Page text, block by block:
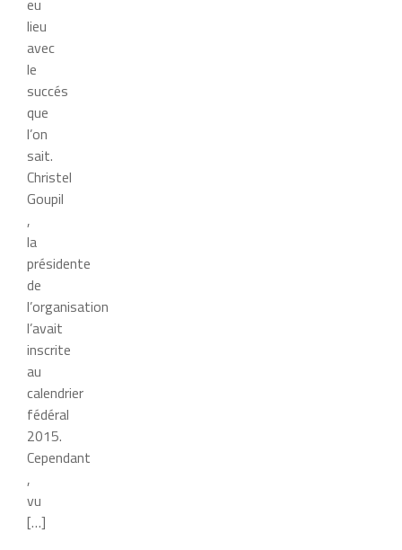
eu
lieu
avec
le
succés
que
l’on
sait.
Christel
Goupil
,
la
présidente
de
l’organisation
l’avait
inscrite
au
calendrier
fédéral
2015.
Cependant
,
vu
[…]